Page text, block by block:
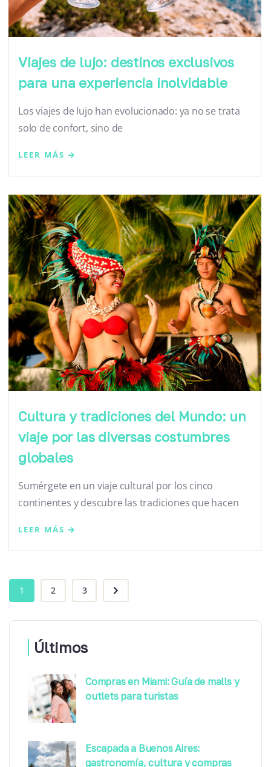
Viajes de lujo: destinos exclusivos
para una experiencia inolvidable
Los viajes de lujo han evolucionado: ya no se trata
solo de confort, sino de
LEER MÁS
Cultura y tradiciones del Mundo: un
viaje por las diversas costumbres
globales
Sumérgete en un viaje cultural por los cinco
continentes y descubre las tradiciones que hacen
LEER MÁS
1 2 3
Últimos
Compras en Miami: Guía de malls y
outlets para turistas
Escapada a Buenos Aires:
gastronomía, cultura y compras